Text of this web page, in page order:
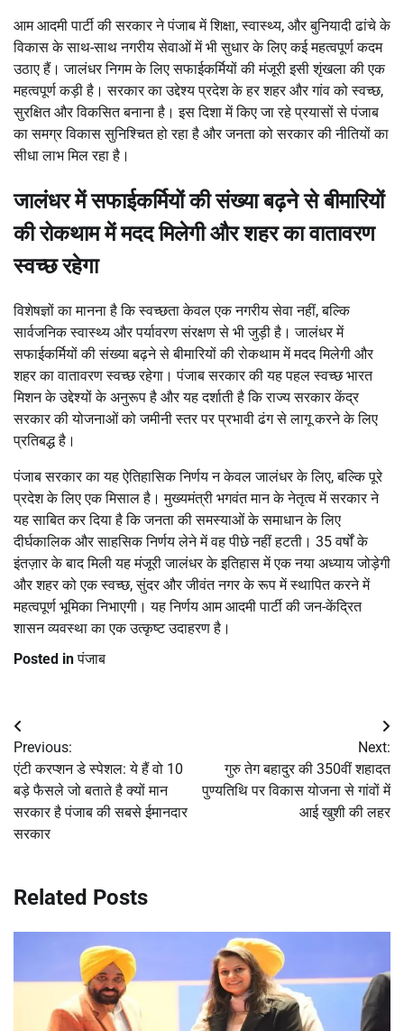
आम आदमी पार्टी की सरकार ने पंजाब में शिक्षा, स्वास्थ्य, और बुनियादी ढांचे के
विकास के साथ-साथ नगरीय सेवाओं में भी सुधार के लिए कई महत्वपूर्ण कदम
उठाए हैं। जालंधर निगम के लिए सफाईकर्मियों की मंजूरी इसी शृंखला की एक
महत्वपूर्ण कड़ी है। सरकार का उद्देश्य प्रदेश के हर शहर और गांव को स्वच्छ,
सुरक्षित और विकसित बनाना है। इस दिशा में किए जा रहे प्रयासों से पंजाब
का समग्र विकास सुनिश्चित हो रहा है और जनता को सरकार की नीतियों का
सीधा लाभ मिल रहा है।
जालंधर में सफाईकर्मियों की संख्या बढ़ने से बीमारियों
की रोकथाम में मदद मिलेगी और शहर का वातावरण
स्वच्छ रहेगा
विशेषज्ञों का मानना है कि स्वच्छता केवल एक नगरीय सेवा नहीं, बल्कि
सार्वजनिक स्वास्थ्य और पर्यावरण संरक्षण से भी जुड़ी है। जालंधर में
सफाईकर्मियों की संख्या बढ़ने से बीमारियों की रोकथाम में मदद मिलेगी और
शहर का वातावरण स्वच्छ रहेगा। पंजाब सरकार की यह पहल स्वच्छ भारत
मिशन के उद्देश्यों के अनुरूप है और यह दर्शाती है कि राज्य सरकार केंद्र
सरकार की योजनाओं को जमीनी स्तर पर प्रभावी ढंग से लागू करने के लिए
प्रतिबद्ध है।
पंजाब सरकार का यह ऐतिहासिक निर्णय न केवल जालंधर के लिए, बल्कि पूरे
प्रदेश के लिए एक मिसाल है। मुख्यमंत्री भगवंत मान के नेतृत्व में सरकार ने
यह साबित कर दिया है कि जनता की समस्याओं के समाधान के लिए
दीर्घकालिक और साहसिक निर्णय लेने में वह पीछे नहीं हटती। 35 वर्षों के
इंतज़ार के बाद मिली यह मंजूरी जालंधर के इतिहास में एक नया अध्याय जोड़ेगी
और शहर को एक स्वच्छ, सुंदर और जीवंत नगर के रूप में स्थापित करने में
महत्वपूर्ण भूमिका निभाएगी। यह निर्णय आम आदमी पार्टी की जन-केंद्रित
शासन व्यवस्था का एक उत्कृष्ट उदाहरण है।
Posted inपंजाब
Post
navigation
Previous:
एंटी करप्शन डे स्पेशल: ये हैं वो 10
बड़े फैसले जो बताते है क्यों मान
सरकार है पंजाब की सबसे ईमानदार
सरकार
Next:
गुरु तेग बहादुर की 350वीं शहादत
पुण्यतिथि पर विकास योजना से गांवों में
आई खुशी की लहर
Related Posts